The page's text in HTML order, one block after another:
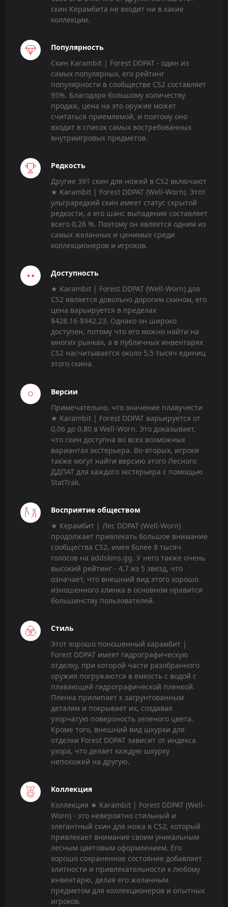
скин Керамбита не входит ни в какие
коллекции.
Популярность
Скин Karambit | Forest DDPAT - один из
самых популярных, его рейтинг
популярности в сообществе CS2 составляет
95%. Благодаря большому количеству
продаж, цена на это оружие может
считаться приемлемой, и поэтому оно
входит в список самых востребованных
внутриигровых предметов.
Редкость
Другие 391 скин для ножей в CS2 включают
★ Karambit | Forest DDPAT (Well-Worn). Этот
ультраредкий скин имеет статус скрытой
редкости, а его шанс выпадения составляет
всего 0,26 %. Поэтому он является одним из
самых желанных и ценимых среди
коллекционеров и игроков.
Доступность
★ Karambit | Forest DDPAT (Well-Worn) для
CS2 является довольно дорогим скином, его
цена варьируется в пределах
$428.16-$942.23. Однако он широко
доступен, потому что его можно найти на
многих рынках, а в публичных инвентарях
CS2 насчитывается около 5,5 тысяч единиц
этого скина.
Версии
Примечательно, что значение плавучести
★ Karambit | Forest DDPAT варьируется от
0,06 до 0,80 в Well-Worn. Это доказывает,
что скин доступна во всех возможных
вариантах экстерьера. Во-вторых, игроки
также могут найти версию этого Лесного
ДДПАТ для каждого экстерьера с помощью
StatTrak.
Восприятие обществом
★ Керамбит | Лес DDPAT (Well-Worn)
продолжает привлекать большое внимание
сообщества CS2, имея более 8 тысяч
голосов на addskins.gg. У него также очень
высокий рейтинг - 4,7 из 5 звезд, что
означает, что внешний вид этого хорошо
изношенного клинка в основном нравится
большинству пользователей.
Стиль
Этот хорошо поношенный карамбит |
Forest DDPAT имеет гидрографическую
отделку, при которой части разобранного
оружия погружаются в емкость с водой с
плавающей гидрографической пленкой.
Пленка прилипает к загрунтованным
деталям и покрывает их, создавая
узорчатую поверхность зеленого цвета.
Кроме того, внешний вид шкурки для
отделки Forest DDPAT зависит от индекса
узора, что делает каждую шкурку
непохожей на другую.
Коллекция
Коллекция ★ Karambit | Forest DDPAT (Well-
Worn) - это невероятно стильный и
элегантный скин для ножа в CS2, который
привлекает внимание своим уникальным
лесным цветовым оформлением. Его
хорошо сохраненное состояние добавляет
элитности и привлекательности к любому
инвентарю, делая его желанным
предметом для коллекционеров и опытных
игроков.